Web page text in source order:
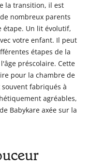
la transition, il est
nombreux parents
Un lit évolutif,
votre enfant. Il peut
étapes de la
préscolaire. Cette
pour la chambre de
fabriqués à
agréables,
Babykare axée sur la